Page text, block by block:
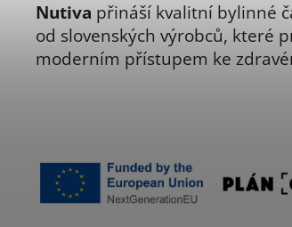
Nutiva přináší kvalitní bylinné
od slovenských výrobců, které
moderním přístupem ke